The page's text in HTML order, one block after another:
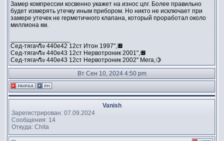
Замер компрессии косвенно укажет на износ цпг. Более правильно
будет измерять утечку иным прибором. Но никто не исключает при
замере утечек не герметичного клапана, который проработал около
миллиона км.
Сед-тягач🐑 440е42 12ст Итон 1997",🔲
Сед-тягач🐑 440е43 12ст Нервотроник 2001",🔲
Сед-тягач🐑 440е43 12ст Нервотроник 2002" Мега,🍋
Вт Сен 10, 2024 4:50 pm
Vanish
Зарегистрирован: 07.09.2024
Сообщения: 14
Откуда: Chita